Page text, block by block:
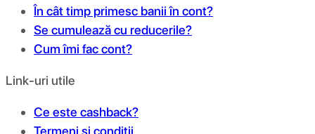
În cât timp primesc banii în cont?
Se cumulează cu reducerile?
Cum îmi fac cont?
Link-uri utile
Ce este cashback?
Termeni și condiții